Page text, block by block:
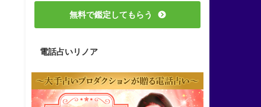
無料で鑑定してもらう
電話占いリノア